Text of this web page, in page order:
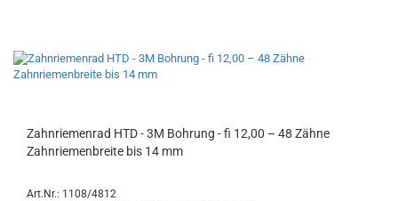
Zahnriemenrad HTD - 3M Bohrung - fi 12,00 – 48 Zähne
Zahnriemenbreite bis 14 mm
Art.Nr.: 1108/4812